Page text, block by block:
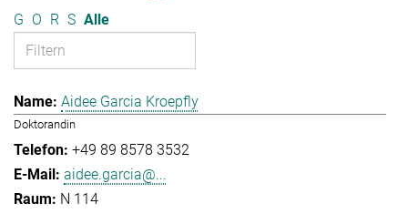
G O R S Alle
Aidee Garcia Kroepfly
Doktorandin
+49 89 8578 3532
aidee.garcia@...
N 114